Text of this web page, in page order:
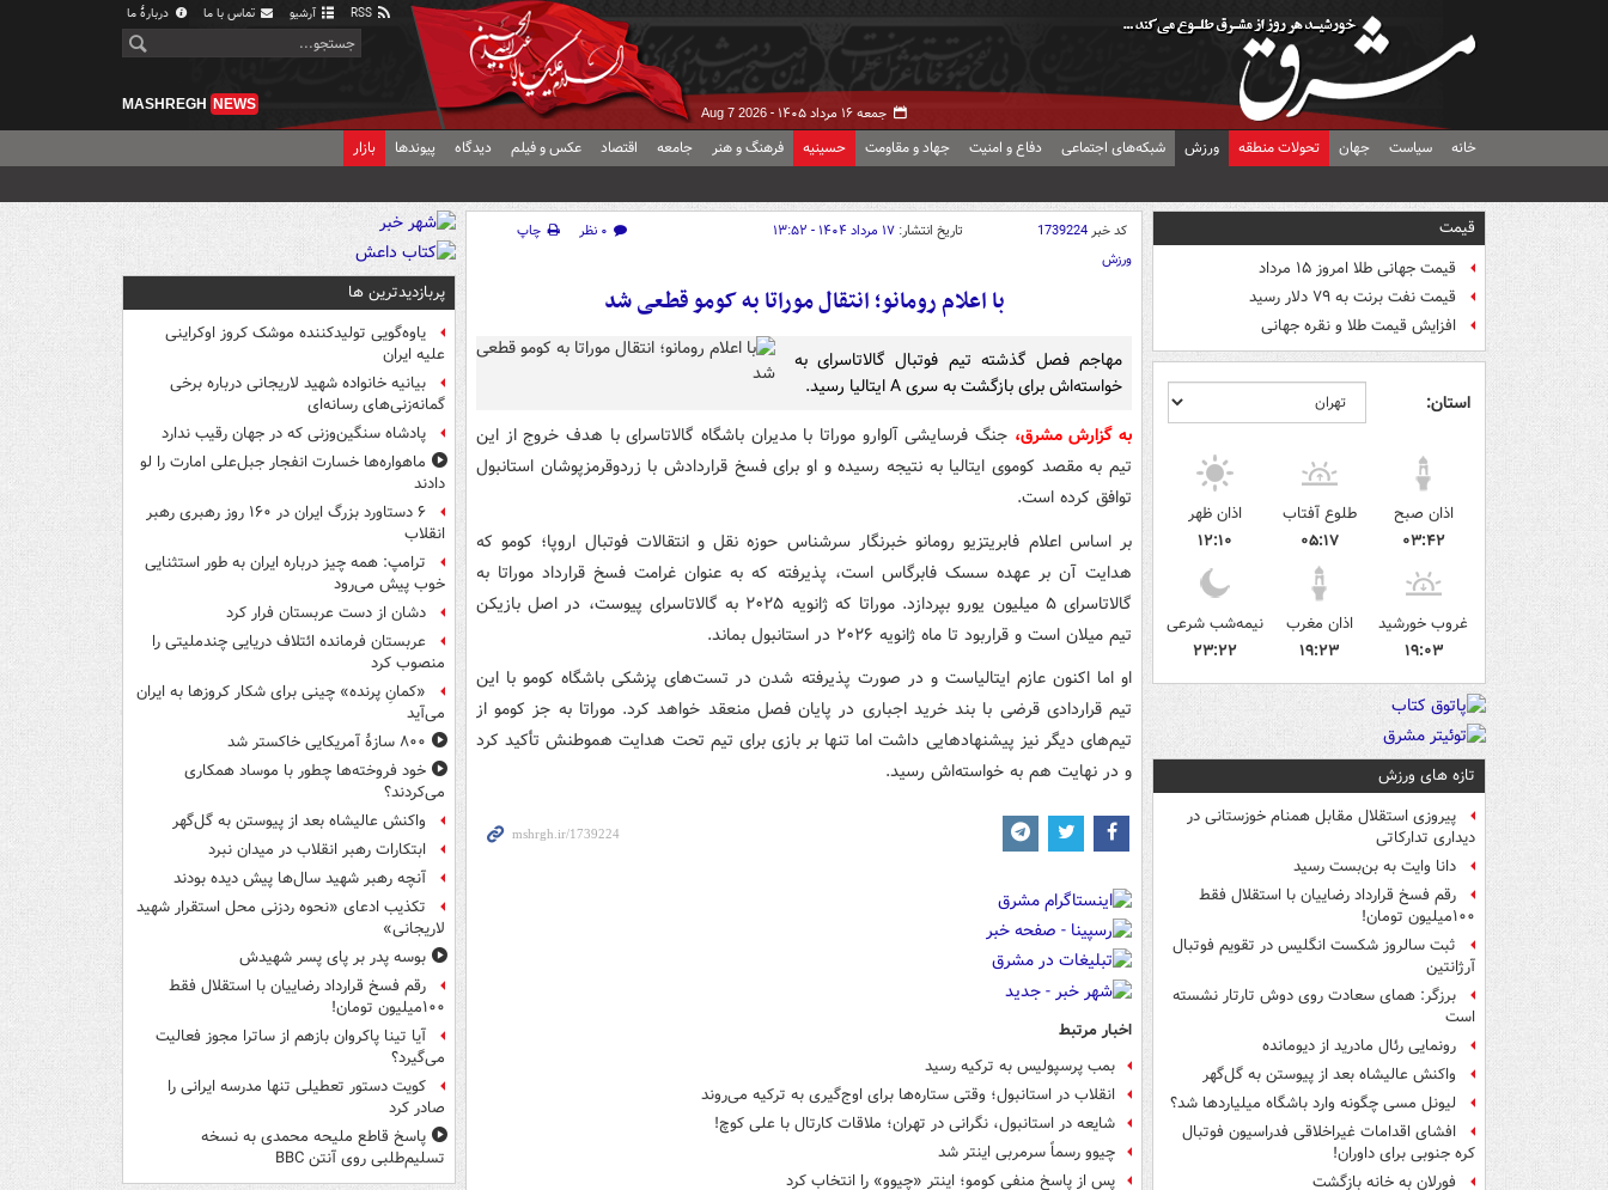
آرشیو تماس با ما دربارهٔ ما
جمعه ۱۶ مرداد ۱۴۰۵ - Aug 7 2026
MASHREGH NEWS
خانه سیاست جهان تحولات منطقه ورزش شبکه‌های اجتماعی دفاع و امنیت جهاد و مقاومت حسینیه فرهنگ و هنر جامعه اقتصاد عکس و فیلم دیدگاه پیوندها بازار
قیمت
قیمت جهانی طلا امروز ۱۵ مرداد
قیمت نفت برنت به ۷۹ دلار رسید
افزایش قیمت طلا و نقره جهانی
استان:
اذان صبح
۰۳:۴۲
طلوع آفتاب
۰۵:۱۷
اذان ظهر
۱۲:۱۰
غروب خورشید
۱۹:۰۳
اذان مغرب
۱۹:۲۳
نیمه‌شب شرعی
۲۳:۲۲
تازه های ورزش
پیروزی استقلال مقابل همنام خوزستانی در
دیداری تدارکاتی
دانا وایت به بن‌بست رسید
رقم فسخ قرارداد رضاییان با استقلال فقط
۱۰۰میلیون تومان!
ثبت سالروز شکست انگلیس در تقویم فوتبال
آرژانتین
برزگر: همای سعادت روی دوش تارتار نشسته
است
رونمایی رئال مادرید از دیومانده
واکنش عالیشاه بعد از پیوستن به گل‌گهر
لیونل مسی چگونه وارد باشگاه میلیاردها شد؟
افشای اقدامات غیراخلاقی فدراسیون فوتبال
کره جنوبی برای داوران!
فورلان به خانه بازگشت
کد خبر1739224 تاریخ انتشار: ۱۷ مرداد ۱۴۰۴ - ۱۳:۵۲ ۰ نظر
چاپ
ورزش
با اعلام رومانو؛ انتقال موراتا به کومو قطعی شد
مهاجم فصل گذشته تیم فوتبال گالاتاسرای به
خواسته‌اش برای بازگشت به سری A ایتالیا رسید.
به گزارش مشرق، جنگ فرسایشی آلوارو موراتا با مدیران باشگاه گالاتاسرای با هدف خروج از این
تیم به مقصد کوموی ایتالیا به نتیجه رسیده و او برای فسخ قراردادش با زردوقرمزپوشان استانبول
توافق کرده است.
بر اساس اعلام فابریتزیو رومانو خبرنگار سرشناس حوزه نقل و انتقالات فوتبال اروپا؛ کومو که
هدایت آن بر عهده سسک فابرگاس است، پذیرفته که به عنوان غرامت فسخ قرارداد موراتا به
گالاتاسرای ۵ میلیون یورو بپردازد. موراتا که ژانویه ۲۰۲۵ به گالاتاسرای پیوست، در اصل بازیکن
تیم میلان است و قراربود تا ماه ژانویه ۲۰۲۶ در استانبول بماند.
او اما اکنون عازم ایتالیاست و در صورت پذیرفته شدن در تست‌های پزشکی باشگاه کومو با این
تیم قراردادی قرضی با بند خرید اجباری در پایان فصل منعقد خواهد کرد. موراتا به جز کومو از
تیم‌های دیگر نیز پیشنهادهایی داشت اما تنها بر بازی برای تیم تحت هدایت هموطنش تأکید کرد
و در نهایت هم به خواسته‌اش رسید.
اخبار مرتبط
بمب پرسپولیس به ترکیه رسید
انقلاب در استانبول؛ وقتی ستاره‌ها برای اوج‌گیری به ترکیه می‌روند
شایعه در استانبول، نگرانی در تهران؛ ملاقات کارتال با علی کوچ!
چیوو رسماً سرمربی اینتر شد
پس از پاسخ منفی کومو؛ اینتر «چیوو» را انتخاب کرد
پربازدیدترین ها
یاوه‌گویی تولیدکننده موشک کروز اوکراینی
علیه ایران
بیانیه خانواده شهید لاریجانی درباره برخی
گمانه‌زنی‌های رسانه‌ای
پادشاه سنگین‌وزنی که در جهان رقیب ندارد
ماهواره‌ها خسارت انفجار جبل‌علی امارت را لو
دادند
۶ دستاورد بزرگ ایران در ۱۶۰ روز رهبری رهبر
انقلاب
ترامپ: همه چیز درباره ایران به طور استثنایی
خوب پیش می‌رود
دشان از دست عربستان فرار کرد
عربستان فرمانده ائتلاف دریایی چندملیتی را
منصوب کرد
«کمانِ پرنده» چینی برای شکار کروزها به ایران
می‌آید
۸۰۰ سازۀ آمریکایی خاکستر شد
خود فروخته‌ها چطور با موساد همکاری
می‌کردند؟
واکنش عالیشاه بعد از پیوستن به گل‌گهر
ابتکارات رهبر انقلاب در میدان نبرد
آنچه رهبر شهید سال‌ها پیش دیده بودند
تکذیب ادعای «نحوه ردزنی محل استقرار شهید
لاریجانی»
بوسه‌ پدر بر پای پسر شهیدش
رقم فسخ قرارداد رضاییان با استقلال فقط
۱۰۰میلیون تومان!
آیا تینا پاکروان بازهم از ساترا مجوز فعالیت
می‌گیرد؟
کویت دستور تعطیلی تنها مدرسه ایرانی را
صادر کرد
پاسخ قاطع ملیحه محمدی به نسخه
تسلیم‌طلبی روی آنتن BBC